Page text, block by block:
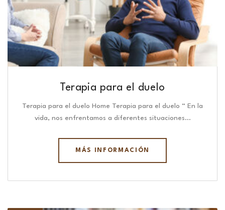
Terapia para el duelo
Terapia para el duelo Home Terapia para el duelo “ En la
vida, nos enfrentamos a diferentes situaciones…
MÁS INFORMACIÓN